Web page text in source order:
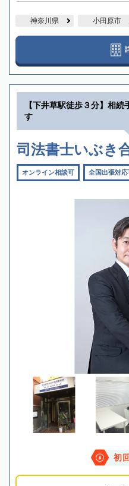
神奈川県 小田原市
【下井草駅徒歩３分】相
す
司法書士いぶき
オンライン相談可 全国出張対応
初